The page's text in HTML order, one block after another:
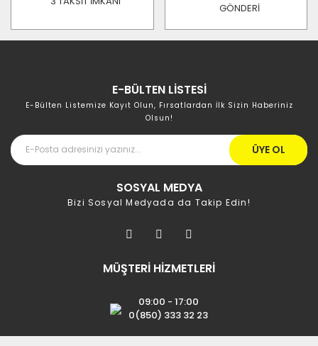
GÖNDERİ
E-BÜLTEN LİSTESİ
E-Bülten Listemize Kayıt Olun, Fırsatlardan İlk Sizin Haberiniz
Olsun!
ÜYE OL
SOSYAL MEDYA
Bizi Sosyal Medyada da Takip Edin!
MÜŞTERİ HİZMETLERİ
09:00 - 17:00
0(850) 333 32 23